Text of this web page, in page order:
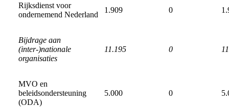
Rijksdienst voor
ondernemend Nederland
1.909 0
Bijdrage aan
(inter-)nationale
organisaties
11.195 0
MVO en
beleidsondersteuning
(ODA)
5.000 0